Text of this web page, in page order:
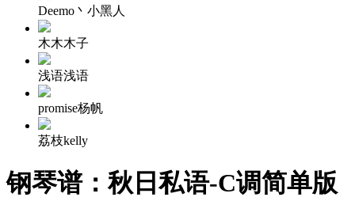
Deemo丶小黑人
木木木子
浅语浅语
promise杨帆
荔枝kelly
钢琴谱：秋日私语-C调简单版